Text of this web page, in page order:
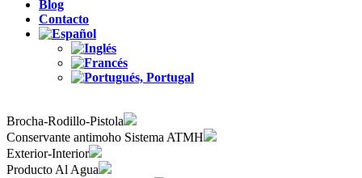
Blog
Contacto
Brocha-Rodillo-Pistola
Conservante antimoho Sistema ATMH
Exterior-Interior
Producto Al Agua